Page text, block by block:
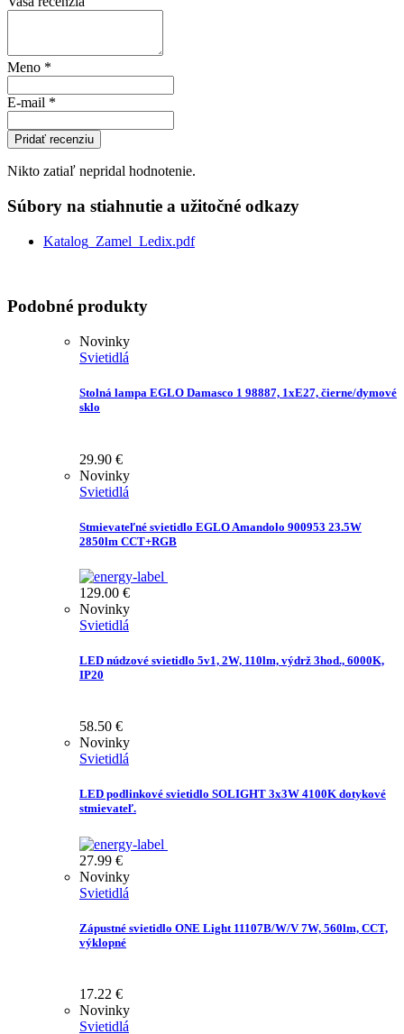
Meno *
E-mail *
Pridať recenziu
Nikto zatiaľ nepridal hodnotenie.
Súbory na stiahnutie a užitočné odkazy
Katalog_Zamel_Ledix.pdf
Podobné produkty
Novinky
Svietidlá
Stolná lampa EGLO Damasco 1 98887, 1xE27, čierne/dymové
sklo
29.90 €
Novinky
Svietidlá
Stmievateľné svietidlo EGLO Amandolo 900953 23.5W
2850lm CCT+RGB
129.00 €
Novinky
Svietidlá
LED núdzové svietidlo 5v1, 2W, 110lm, výdrž 3hod., 6000K,
IP20
58.50 €
Novinky
Svietidlá
LED podlinkové svietidlo SOLIGHT 3x3W 4100K dotykové
stmievateľ.
27.99 €
Novinky
Svietidlá
Zápustné svietidlo ONE Light 11107B/W/V 7W, 560lm, CCT,
výklopné
17.22 €
Novinky
Svietidlá